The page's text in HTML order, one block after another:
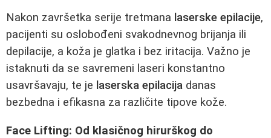
Nakon završetka serije tretmana laserske epilacije,
pacijenti su oslobođeni svakodnevnog brijanja ili
depilacije, a koža je glatka i bez iritacija. Važno je
istaknuti da se savremeni laseri konstantno
usavršavaju, te je laserska epilacija danas
bezbedna i efikasna za različite tipove kože.
Face Lifting: Od klasičnog hirurškog do